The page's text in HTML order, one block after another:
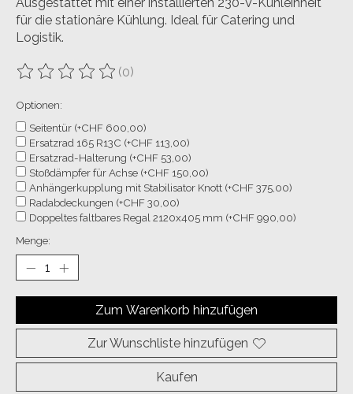
für die stationäre Kühlung. Ideal für Catering und
Logistik.
Die Bewertung dieses Produkts ist
(0)
Optionen:
Seitentür (+CHF 600,00)
Ersatzrad 165 R13C (+CHF 113,00)
Ersatzrad-Halterung (+CHF 53,00)
Stoßdämpfer für Achse (+CHF 150,00)
Anhängerkupplung mit Stabilisator Knott (+CHF 375,00)
Radabdeckungen (+CHF 30,00)
Doppeltes faltbares Regal 2120x405 mm (+CHF 990,00)
Menge:
Zum Warenkorb hinzufügen
Zur Wunschliste hinzufügen
Kaufen